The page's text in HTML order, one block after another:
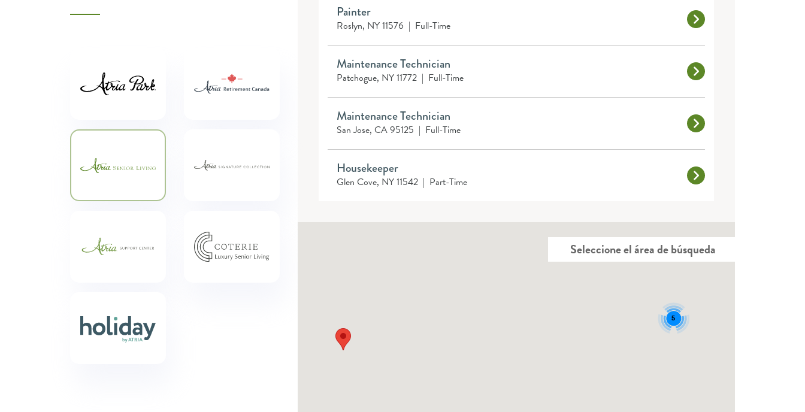
Painter
Roslyn, NY 11576 | Full-Time
Maintenance Technician
Patchogue, NY 11772 | Full-Time
Maintenance Technician
San Jose, CA 95125 | Full-Time
Housekeeper
Glen Cove, NY 11542 | Part-Time
Seleccione el área de búsqueda
5